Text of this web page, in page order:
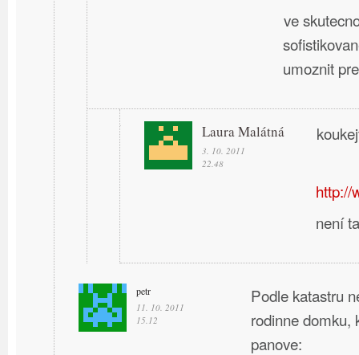
ve
umoznit
Laura Malátná
3. 10. 2011
22.48
http://
není
petr
11. 10. 2011
15.12
Podle katastru
rodinne domku,
panove: